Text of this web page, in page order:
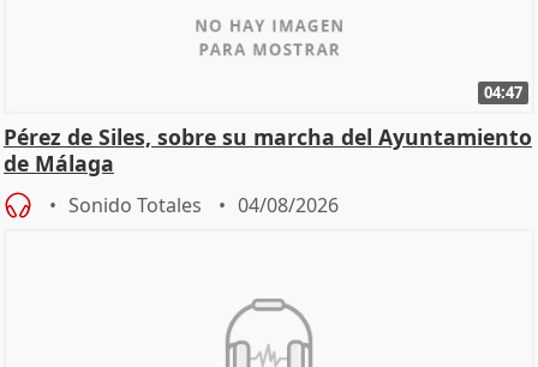
04:47
Pérez de Siles, sobre su marcha del Ayuntamiento
de Málaga
Sonido Totales 04/08/2026